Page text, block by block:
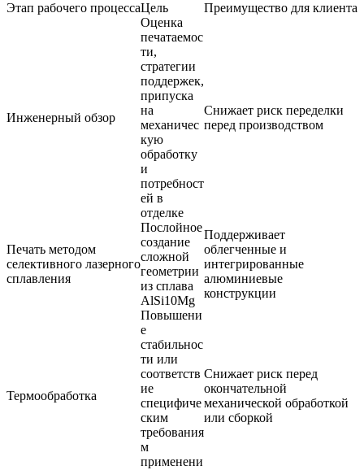
Этап рабочего процессаЦель Преимущество для клиента
Инженерный обзор
Оценка
печатаемос
ти,
стратегии
поддержек,
припуска
на
механичес
кую
обработку
и
потребност
ей в
отделке
Снижает риск переделки
перед производством
Печать методом
селективного лазерного
сплавления
Послойное
создание
сложной
геометрии
из сплава
AlSi10Mg
Поддерживает
облегченные и
интегрированные
алюминиевые
конструкции
Термообработка
Повышени
е
стабильнос
ти или
соответств
ие
специфиче
ским
требования
м
применени
Снижает риск перед
окончательной
механической обработкой
или сборкой